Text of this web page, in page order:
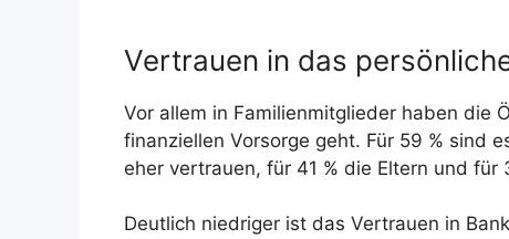
Vertrauen in das
Vor allem in Familienmitglieder haben die
finanziellen Vorsorge geht. Für 59 % sind
eher vertrauen, für 41 % die Eltern und für
Deutlich niedriger ist das Vertrauen in